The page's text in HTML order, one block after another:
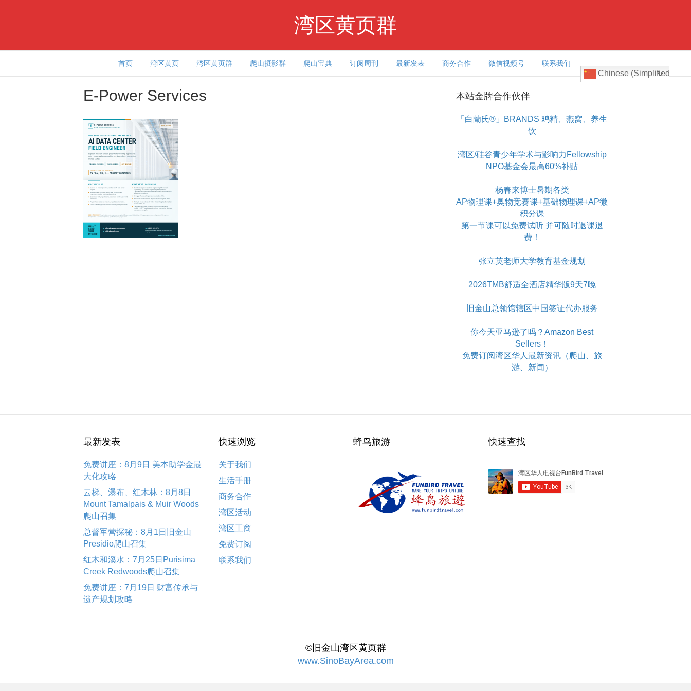
湾区黄页群
首页 湾区黄页 湾区黄页群 爬山摄影群 爬山宝典 订阅周刊 最新发表 商务合作 微信视频号 联系我们
Chinese (Simplified)
E-Power Services 本站金牌合作伙伴
「白蘭氏®」BRANDS 鸡精、燕窝、养生
饮
湾区/硅谷青少年学术与影响力Fellowship
NPO基金会最高60%补贴
杨春来博士暑期各类
AP物理课+奥物竞赛课+基础物理课+AP微
积分课
第一节课可以免费试听 并可随时退课退
费！
张立英老师大学教育基金规划
2026TMB舒适全酒店精华版9天7晚
旧金山总领馆辖区中国签证代办服务
你今天亚马逊了吗？Amazon Best
Sellers！
免费订阅湾区华人最新资讯（爬山、旅
游、新闻）
最新发表
免费讲座：8月9日 美本助学金最
大化攻略
云梯、瀑布、红木林：8月8日
Mount Tamalpais & Muir Woods
爬山召集
总督军营探秘：8月1日旧金山
Presidio爬山召集
红木和溪水：7月25日Purisima
Creek Redwoods爬山召集
免费讲座：7月19日 财富传承与
遗产规划攻略
快速浏览
关于我们
生活手册
商务合作
湾区活动
湾区工商
免费订阅
联系我们
蜂鸟旅游 快速查找
©旧金山湾区黄页群
www.SinoBayArea.com